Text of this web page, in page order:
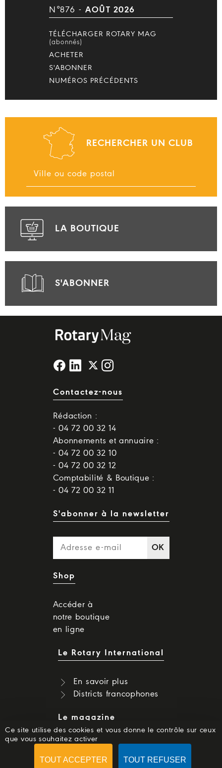
N°876 - AOÛT 2026
TÉLÉCHARGER ROTARY MAG
(abonnés)
ACHETER
S'ABONNER
NUMÉROS PRÉCÉDENTS
RECHERCHER UN CLUB
LA BOUTIQUE
S'ABONNER
Contactez-nous
Rédaction :
- 04 72 00 32 14
Abonnements et annuaire :
- 04 72 00 32 10
- 04 72 00 32 12
Comptabilité & Boutique :
- 04 72 00 32 11
S'abonner à la newsletter
OK
Shop
Accéder à
notre boutique
en ligne
Le Rotary International
En savoir plus
Districts francophones
Le magazine
Dernier numéro
Numéros précédents
Ce site utilise des cookies et vous donne le contrôle sur ceux
que vous souhaitez activer
TOUT ACCEPTER TOUT REFUSER